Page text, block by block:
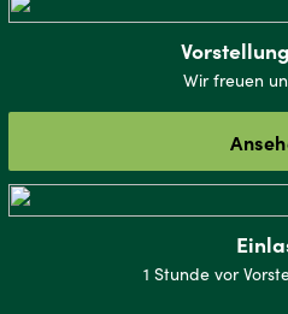
Wir freuen
1 Stunde vor